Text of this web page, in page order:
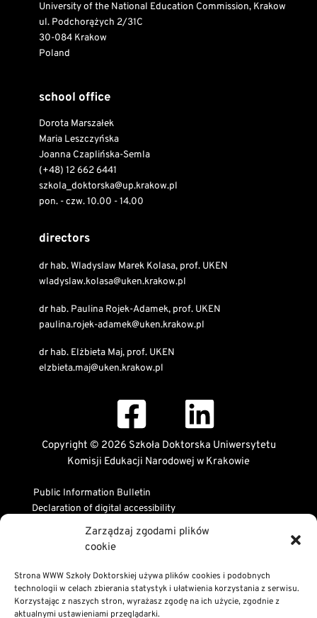
Zarządzaj zgodami plików
cookie
Strona WWW Szkoły Doktorskiej używa plików cookies i podobnych
technologii w celach zbierania statystyk i ułatwienia korzystania z serwisu.
Korzystając z naszych stron, wyrażasz zgodę na ich użycie, zgodnie z
aktualnymi ustawieniami przeglądarki.
University of the National Education Commission, Krakow
ul. Podchorążych 2/31C
30-084 Krakow
Poland
school office
Dorota Marszałek
Maria Leszczyńska
Joanna Czaplińska-Semla
(+48) 12 662 6441
szkola_doktorska@up.krakow.pl
pon. - czw. 10.00 - 14.00
directors
dr hab. Wladyslaw Marek Kolasa, prof. UKEN
wladyslaw.kolasa@uken.krakow.pl
dr hab. Paulina Rojek-Adamek, prof. UKEN
paulina.rojek-adamek@uken.krakow.pl
dr hab. Elżbieta Maj, prof. UKEN
elzbieta.maj@uken.krakow.pl
Copyright © 2026 Szkoła Doktorska Uniwersytetu
Komisji Edukacji Narodowej w Krakowie
Public Information Bulletin
Declaration of digital accessibility
RODO Statement
Privacy and Cookies Policy